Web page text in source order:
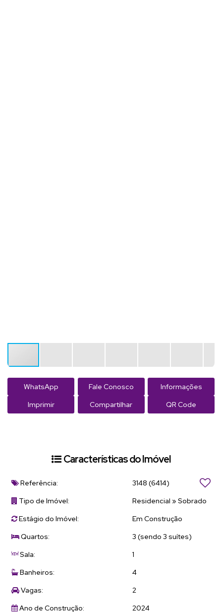
WhatsApp Fale Conosco
Informações
Imprimir
Compartilhar QR Code
Características do Imóvel
Referência: 3148 (6414)
Tipo de Imóvel:
Residencial » Sobrado
Estágio do Imóvel:
Em Construção
Quartos:
3 (sendo 3 suítes)
Sala:
1
Banheiros:
4
Vagas:
2
Ano de Construção:
2024